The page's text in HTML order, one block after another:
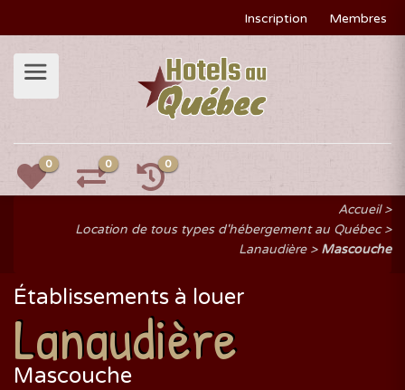
Inscription Membres
0 0 0
Accueil
Location de tous types d'hébergement au Québec
Lanaudière
Mascouche
Établissements à louer
Lanaudière
Mascouche